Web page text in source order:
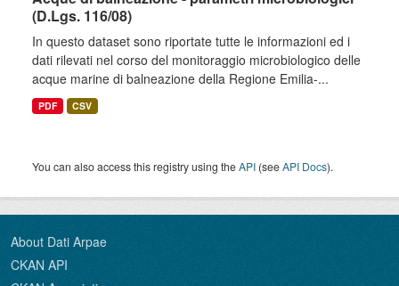
(D.Lgs. 116/08)
In questo dataset sono riportate tutte le informazioni ed i
dati rilevati nel corso del monitoraggio microbiologico delle
acque marine di balneazione della Regione Emilia-...
PDF CSV
You can also access this registry using theAPI (seeAPI Docs).
About Dati Arpae
CKAN API